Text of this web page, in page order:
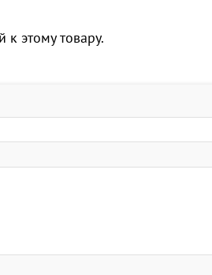
этому товару.